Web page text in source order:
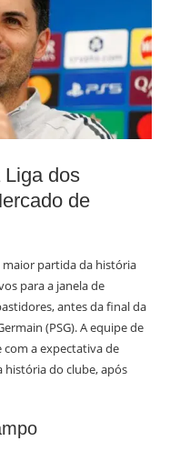
dos
de
maior partida da história
para a janela de
antes da final da
(PSG). A equipe de
a expectativa de
do clube, após